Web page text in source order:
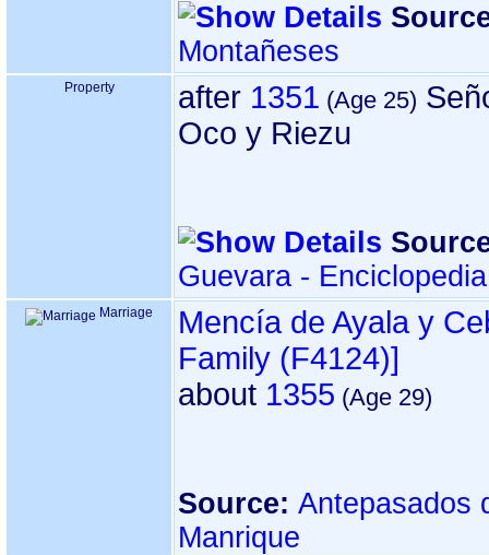
Montañeses
Property after 1351
Oco y Riezu
Guevara -
Marriage
Mencía de Ayala y
Family ‎(F4124)‎‎]
about 1355
Source: Antepasados
Manrique